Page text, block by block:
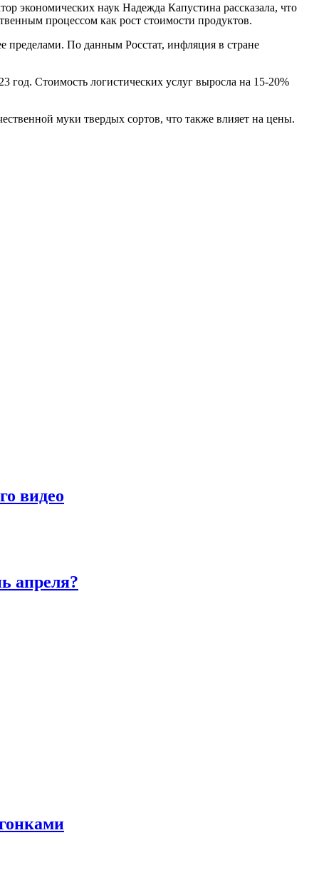
экономических наук Надежда Капустина рассказала, что
процессом как рост стоимости продуктов.
По данным Росстат, инфляция в стране
год. Стоимость логистических услуг выросла на 15-20%
муки твердых сортов, что также влияет на цены.
видео
апреля?